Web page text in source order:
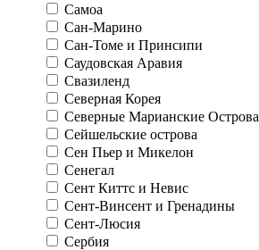
Самоа
Сан-Марино
Сан-Томе и Принсипи
Саудовская Аравия
Свазиленд
Северная Корея
Северные Марианские Острова
Сейшельские острова
Сен Пьер и Микелон
Сенегал
Сент Киттс и Невис
Сент-Винсент и Гренадины
Сент-Люсия
Сербия